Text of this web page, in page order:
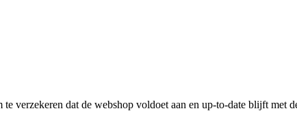
verzekeren dat de webshop voldoet aan en up-to-date blijft met